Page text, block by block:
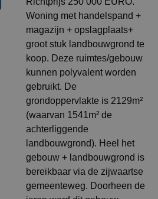
Woning met handelspand +
magazijn + opslagplaats+
groot stuk landbouwgrond te
koop. Deze ruimtes/gebouw
kunnen polyvalent worden
gebruikt. De
grondoppervlakte is 2129m²
(waarvan 1541m² de
achterliggende
landbouwgrond). Heel het
gebouw + landbouwgrond is
bereikbaar via de zijwaartse
gemeenteweg. Doorheen de